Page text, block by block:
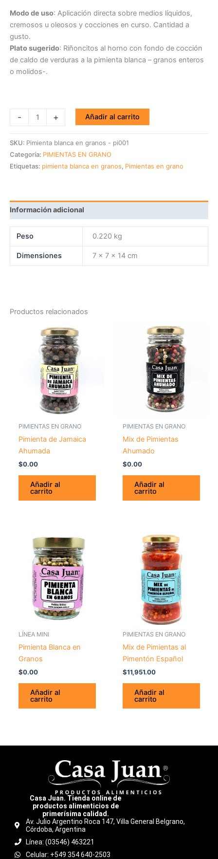
Modo de uso: Aplicación directa sobre medios líquidos,
cremosos u oleosos y cocciones en curso. Cantidad a
gusto.
Plato sugerido: Riñoncitos al horno con fondo de cocción
de caldo de verduras a la pimienta blanca – granos enteros
o molidos-.
- + Añadir al carrito
SKU: Pimienta blanca en granos - pi001
Categoría: PIMIENTAS EN GRANO
Etiquetas: pimienta blanca en granos, Pimientas en grano
Información adicional
Peso 0.220 kg
Dimensiones 7 × 7 × 14 cm
Productos relacionados
PIMIENTAS EN GRANO
Pimienta de Jamaica
Ahumada
$0.00
Añadir al
carrito
PIMIENTAS EN GRANO
Mix de Pimientas
Ahumado
$0.00
Añadir al
carrito
LÍNEA MINI
Pimienta Blanca en
Granos
$0.00
Añadir al
carrito
PIMIENTAS EN GRANO
Mix de Pimientas al
Pimentón Español
$11,951.00
Añadir al
carrito
Casa Juan. Tienda online de
productos alimenticios de
primerísima calidad.
Av. Julio Argentino Roca 147, Villa General Belgrano,
Córdoba, Argentina
Línea: (03546) 463221
Celular: +549 354 640-2503